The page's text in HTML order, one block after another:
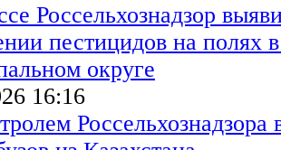
Россельхознадзор
пестицидов на полях
округе
16:16
Россельхознадзора